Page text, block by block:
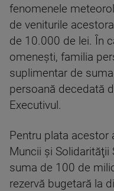
fenomenele
de veniturile
de 10.000 de lei. În
omeneşti, familia
suplimentar de
persoană decedată
Executivul.
Pentru plata acestor
Muncii şi
suma de 100 de
rezervă bugetară la